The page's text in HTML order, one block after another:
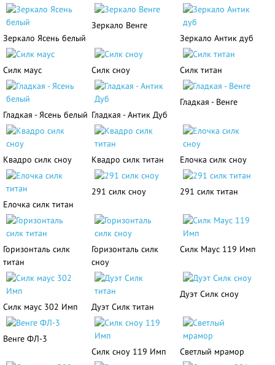
Зеркало Ясень белый
Зеркало Венге
Зеркало Антик дуб
Силк маус Силк сноу Силк титан
Гладкая - Ясень белый Гладкая - Антик Дуб
Гладкая - Венге
Квадро силк сноу Квадро силк титан Елочка силк сноу
Елочка силк титан
291 силк сноу 291 силк титан
Горизонталь силк
титан
Горизонталь силк
сноу
Силк Маус 119 Имп
Силк маус 302 Имп Дуэт Силк титан
Дуэт Силк сноу
Венге ФЛ-3
Силк сноу 119 Имп
Светлый мрамор